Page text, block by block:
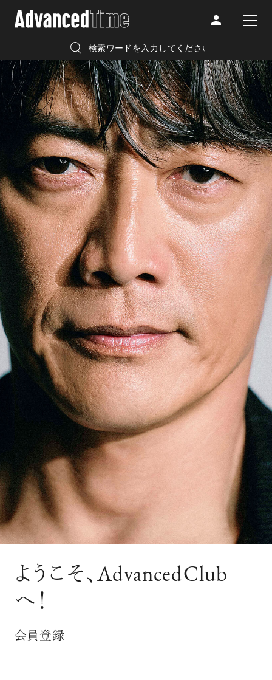
CATEGORY
FASHION
BEAUTY
TRAVEL
LIFESTYLE
FOLLOW US
AdvancedClub
『AdvancedTime』は、自由でしなやかに生きるハイエンド
な大人達におくる、スペシャルイシュー満載のメディア。
高感度なファッション、カルチャーに溺愛、未知の幅広い
教養を求め、今までの人生で積んだ経験、知見を余裕をも
って楽しみながら、進化するソーシャルに寄り添いたい。
何かに縛られていた時間から解き放たれつつある世代の
ライフスタイルを豊かに彩る『AdvancedTime』が発信する
情報をさらに充実し、より速やかに、活用できる
「AdvancedClub」会員組織を設けました。
「AdvancedClub」会員に登録すると、プレゼント応募情報
の一覧、プレミアムな会員限定イベント、ブランドのエクス
クルーシブアイテムの紹介など、特別なコンテンツ情報を
メールマガジンでお届け致します。更に『AdvancedTime』
のタブロイドマガジンのご案内もあり、送付手数料のみを
ご負担いただくことでお手元で『AdvancedTime』をお楽し
みいただけます。
登録は無料です。
一緒に『AdvancedTime』を楽しみましょう！
会員登録をする
人気の検索キーワード
宿泊 プレゼント
リゾート インテリア
美白 アイメイク
ようこそ、AdvancedClub
へ！
会員登録